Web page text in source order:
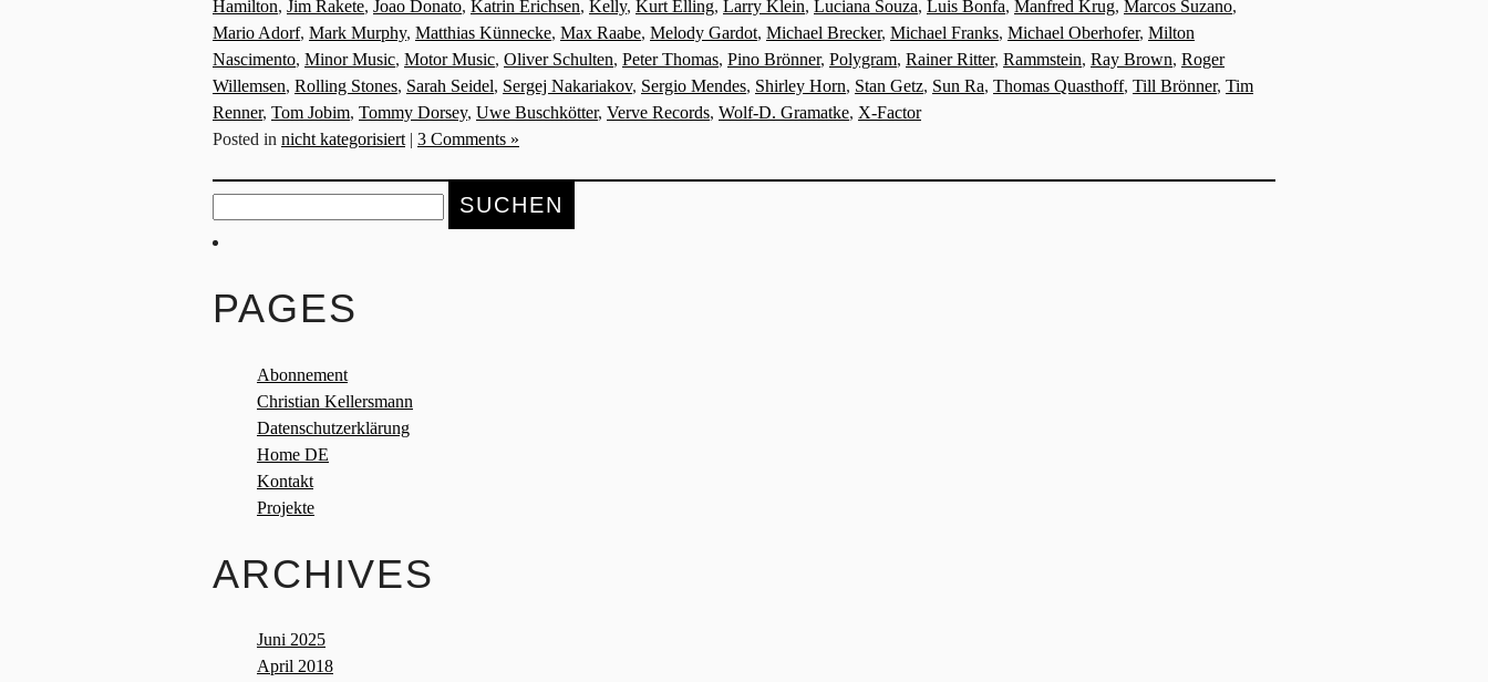
Hamilton, Jim Rakete, Joao Donato, Katrin Erichsen, Kelly, Kurt Elling, Larry Klein, Luciana Souza, Luis Bonfa, Manfred Krug, Marcos Suzano,
Mario Adorf, Mark Murphy, Matthias Künnecke, Max Raabe, Melody Gardot, Michael Brecker, Michael Franks, Michael Oberhofer, Milton
Nascimento, Minor Music, Motor Music, Oliver Schulten, Peter Thomas, Pino Brönner, Polygram, Rainer Ritter, Rammstein, Ray Brown, Roger
Willemsen, Rolling Stones, Sarah Seidel, Sergej Nakariakov, Sergio Mendes, Shirley Horn, Stan Getz, Sun Ra, Thomas Quasthoff, Till Brönner, Tim
Renner, Tom Jobim, Tommy Dorsey, Uwe Buschkötter, Verve Records, Wolf-D. Gramatke, X-Factor
Posted in nicht kategorisiert | 3 Comments »
Suche
nach:
PAGES
Abonnement
Christian Kellersmann
Datenschutzerklärung
Home DE
Kontakt
Projekte
ARCHIVES
Juni 2025
April 2018